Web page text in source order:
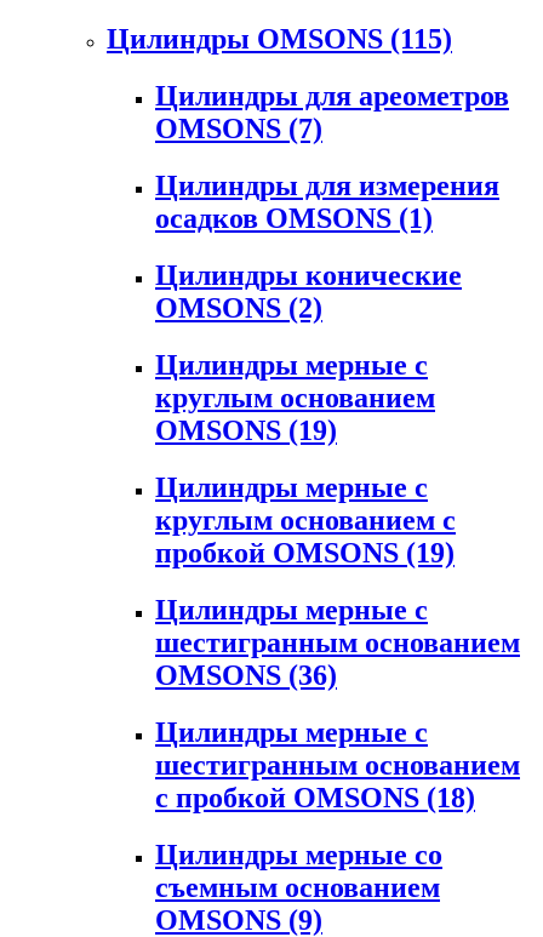
Цилиндры OMSONS (115)
Цилиндры для ареометров
OMSONS (7)
Цилиндры для измерения
осадков OMSONS (1)
Цилиндры конические
OMSONS (2)
Цилиндры мерные с
круглым основанием
OMSONS (19)
Цилиндры мерные с
круглым основанием с
пробкой OMSONS (19)
Цилиндры мерные с
шестигранным основанием
OMSONS (36)
Цилиндры мерные с
шестигранным основанием
с пробкой OMSONS (18)
Цилиндры мерные со
съемным основанием
OMSONS (9)